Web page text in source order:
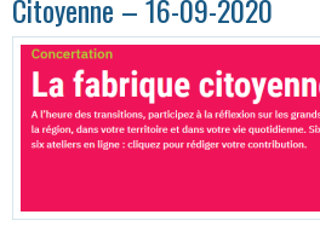
Citoyenne – 16-09-2020